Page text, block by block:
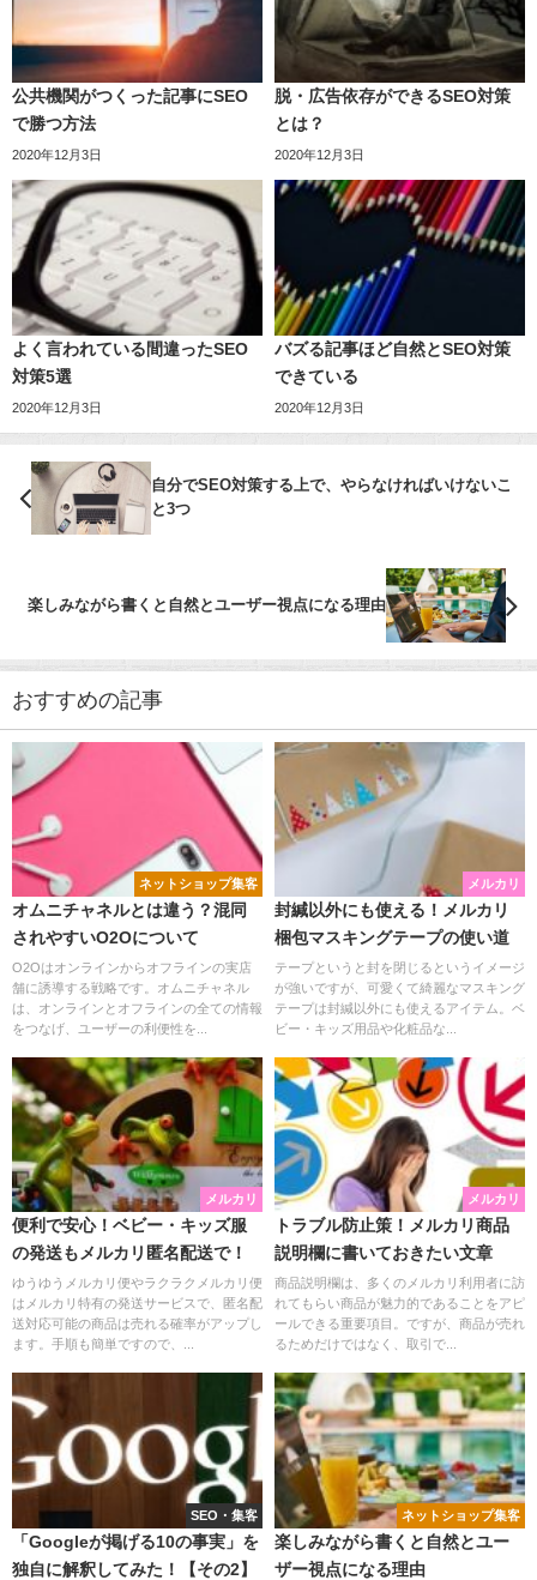
公共機関がつくった記事にSEO
で勝つ方法
2020年12月3日
脱・広告依存ができるSEO対策
とは？
2020年12月3日
よく言われている間違ったSEO
対策5選
2020年12月3日
バズる記事ほど自然とSEO対策
できている
2020年12月3日
自分でSEO対策する上で、やらなければいけないこ
と3つ
楽しみながら書くと自然とユーザー視点になる理由
おすすめの記事
ネットショップ集客
オムニチャネルとは違う？混同
されやすいO2Oについて
O2Oはオンラインからオフラインの実店
舗に誘導する戦略です。オムニチャネル
は、オンラインとオフラインの全ての情報
をつなげ、ユーザーの利便性を...
メルカリ
封緘以外にも使える！メルカリ
梱包マスキングテープの使い道
テープというと封を閉じるというイメージ
が強いですが、可愛くて綺麗なマスキング
テープは封緘以外にも使えるアイテム。ベ
ビー・キッズ用品や化粧品な...
メルカリ
便利で安心！ベビー・キッズ服
の発送もメルカリ匿名配送で！
ゆうゆうメルカリ便やラクラクメルカリ便
はメルカリ特有の発送サービスで、匿名配
送対応可能の商品は売れる確率がアップし
ます。手順も簡単ですので、...
メルカリ
トラブル防止策！メルカリ商品
説明欄に書いておきたい文章
商品説明欄は、多くのメルカリ利用者に訪
れてもらい商品が魅力的であることをアピ
ールできる重要項目。ですが、商品が売れ
るためだけではなく、取引で...
SEO・集客
「Googleが掲げる10の事実」を
独自に解釈してみた！【その2】
ネットショップ集客
楽しみながら書くと自然とユー
ザー視点になる理由